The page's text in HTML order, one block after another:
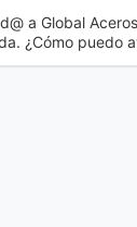
BUSCA